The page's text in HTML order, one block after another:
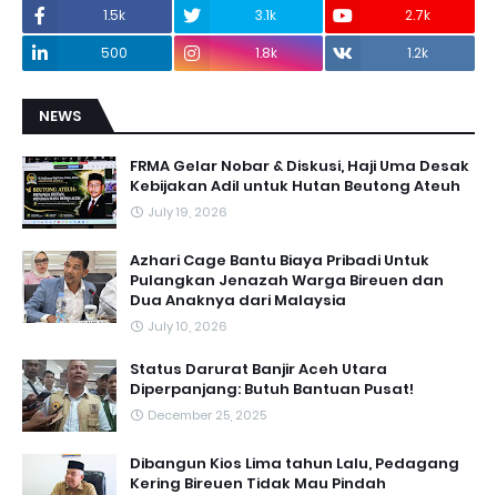
1.5k 3.1k
2.7k
500
1.8k 1.2k
NEWS
FRMA Gelar Nobar & Diskusi, Haji Uma Desak
Kebijakan Adil untuk Hutan Beutong Ateuh
July 19, 2026
Azhari Cage Bantu Biaya Pribadi Untuk
Pulangkan Jenazah Warga Bireuen dan
Dua Anaknya dari Malaysia
July 10, 2026
Status Darurat Banjir Aceh Utara
Diperpanjang: Butuh Bantuan Pusat!
December 25, 2025
Dibangun Kios Lima tahun Lalu, Pedagang
Kering Bireuen Tidak Mau Pindah